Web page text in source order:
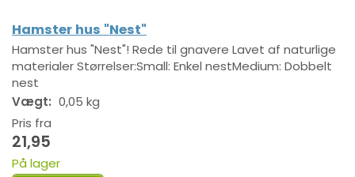
Hamster hus "Nest"
Hamster hus "Nest"! Rede til gnavere Lavet af naturlige
materialer Størrelser:Small: Enkel nestMedium: Dobbelt
nest
Vægt: 0,05 kg
Pris fra
21,95
På lager